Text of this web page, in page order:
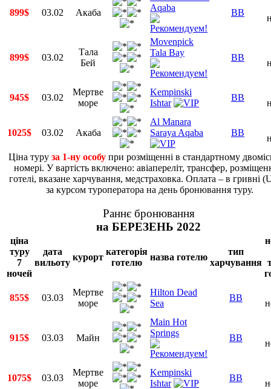
899$ 03.02 Акаба
Aqaba
BB
899$ 03.02
Тала
Бей
Movenpick
Tala Bay
BB
945$ 03.02
Мертве
море
Kempinski
Ishtar
BB
1025$ 03.02 Акаба
Al Manara
Saraya Aqaba
BB
Ціна туру за 1-ну особу при розміщенні в стандартному
номері. У вартість включено: авіапереліт, трансфер,
готелі, вказане харчування, медстраховка. Оплата – в гривні
за курсом туроператора на день бронювання туру.
Раннє бронювання
на БЕРЕЗЕНЬ 2022
ціна
туру
7
ночей
дата
вильоту
курорт
категорія
готелю
назва готелю
тип
харчування
855$ 03.03
Мертве
море
Hilton Dead
Sea
BB
915$ 03.03 Майн
Main Hot
Springs
BB
1075$ 03.03
Мертве
море
Kempinski
Ishtar
BB